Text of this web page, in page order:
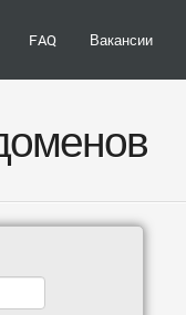
FAQ Вакансии